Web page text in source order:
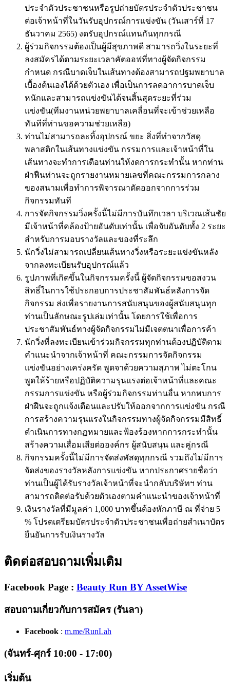
ประจำตัวประชาชนหรือรูปถ่ายบัตรประจำตัวประชาชน
ต่อเจ้าหน้าที่ในวันรับอุปกรณ์การแข่งขัน (วันเสาร์ที่ 17
ธันวาคม 2565) งดรับอุปกรณ์แทนกันทุกกรณี
ผู้ร่วมกิจกรรมต้องเป็นผู้มีสุขภาพดี สามารถวิ่งในระยะที่
ลงสมัครได้ตามระยะเวลาคัตออฟที่ทางผู้จัดกิจกรรม
กำหนด กรณีบาดเจ็บในเส้นทางต้องสามารถปฐมพยาบาล
เบื้องต้นเองได้ด้วยตัวเอง เพื่อเป็นการลดอาการบาดเจ็บ
หนักและสามารถแข่งขันได้จนสิ้นสุดระยะที่ร่วม
แข่งขัน(ทีมงานหน่วยพยาบาลเคลื่อนที่จะเข้าช่วยเหลือ
ทันทีที่ท่านขอความช่วยเหลือ)
ท่านไม่สามารถละทิ้งอุปกรณ์ ขยะ สิ่งที่ทำจากวัสดุ
พลาสติกในเส้นทางแข่งขัน กรรมการและเจ้าหน้าที่ใน
เส้นทางจะทำการเตือนท่านให้งดการกระทำนั้น หากท่าน
ฝ่าฟืนท่านจะถูกรายงานหมายเลขที่คณะกรรมการกลาง
ของสนามเพื่อทำการพิจารณาตัดออกจากการร่วม
กิจกรรมทันที
การจัดกิจกรรมวิ่งครั้งนี้ไม่มีการบันทึกเวลา บริเวณเส้นชัย
มีเจ้าหน้าที่คล้องป้ายอันดับเท่านั้น เพื่อจับอันดับทั้ง 2 ระยะ
สำหรับการมอบรางวัลและของที่ระลึก
นักวิ่งไม่สามารถเปลี่ยนเส้นทางวิ่งหรือระยะแข่งขันหลัง
จากลงทะเบียนรับอุปกรณ์แล้ว
รูปภาพที่เกิดขึ้นในกิจกรรมครั้งนี้ ผู้จัดกิจกรรมขอสงวน
สิทธิ์ในการใช้ประกอบการประชาสัมพันธ์หลังการจัด
กิจกรรม ส่งเพื่อรายงานการสนับสนุนของผู้สนับสนุนทุก
ท่านเป็นลักษณะรูปเล่มเท่านั้น โดยการใช้เพื่อการ
ประชาสัมพันธ์ทางผู้จัดกิจกรรมไม่มีเจตตนาเพื่อการค้า
นักวิ่งที่ลงทะเบียนเข้าร่วมกิจกรรมทุกท่านต้องปฏิบัติตาม
คำแนะนำจากเจ้าหน้าที่ คณะกรรมการจัดกิจกรรม
แข่งขันอย่างเคร่งครัด พูดจาด้วยความสุภาพ ไม่ตะโกน
พูดให้ร้ายหรือปฏิบัติความรุนแรงต่อเจ้าหน้าที่และคณะ
กรรมการแข่งขัน หรือผู้ร่วมกิจกรรมท่านอื่น หากพบการ
ฝ่าฝืนจะถูกแจ้งเตือนและปรับให้ออกจากการแข่งขัน กรณี
การสร้างความรุนแรงในกิจกรรมทางผู้จัดกิจกรรมมีสิทธิ์
ดำเนินการทางกฏหมายและฟ้องร้องหากการกระทำนั้น
สร้างความเสื่อมเสียต่อองค์กร ผู้สนับสนุน และคู่กรณี
กิจกรรมครั้งนี้ไม่มีการจัดส่งพัสดุทุกกรณี รวมถึงไม่มีการ
จัดส่งของรางวัลหลังการแข่งขัน หากประกาศรายชื่อว่า
ท่านเป็นผู้ได้รับรางวัลเจ้าหน้าที่จะนำกลับบริษัทฯ ท่าน
สามารถติดต่อรับด้วยตัวเองตามคำแนะนำของเจ้าหน้าที่
เงินรางวัลที่มีมูลค่า 1,000 บาทขึ้นต้องหักภาษี ณ ที่จ่าย 5
% โปรดเตรียมบัตรประจำตัวประชาชนเพื่อถ่ายสำเนาบัตร
ยืนยันการรับเงินรางวัล
ติดต่อสอบถามเพิ่มเติม
Facebook Page : Beauty Run BY AssetWise
สอบถามเกี่ยวกับการสมัคร (รันลา)
Facebook : m.me/RunLah
(จันทร์-ศุกร์ 10:00 - 17:00)
เริ่มต้น